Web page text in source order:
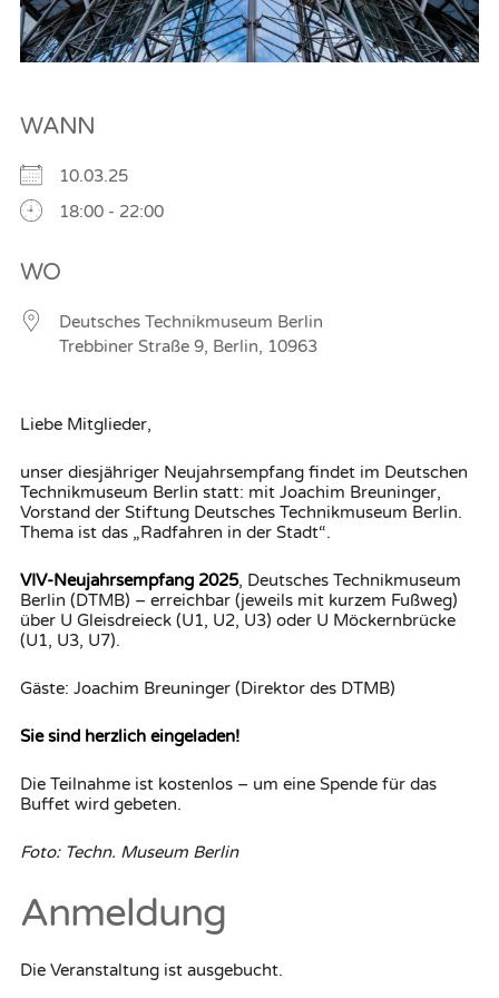
WANN
10.03.25
18:00 - 22:00
WO
Deutsches Technikmuseum Berlin
Trebbiner Straße 9, Berlin, 10963
Liebe Mitglieder,
unser diesjähriger Neujahrsempfang findet im Deutschen
Technikmuseum Berlin statt: mit Joachim Breuninger,
Vorstand der Stiftung Deutsches Technikmuseum Berlin.
Thema ist das „Radfahren in der Stadt“.
VIV-Neujahrsempfang 2025, Deutsches Technikmuseum
Berlin (DTMB) – erreichbar (jeweils mit kurzem Fußweg)
über U Gleisdreieck (U1, U2, U3) oder U Möckernbrücke
(U1, U3, U7).
Gäste: Joachim Breuninger (Direktor des DTMB)
Sie sind herzlich eingeladen!
Die Teilnahme ist kostenlos – um eine Spende für das
Buffet wird gebeten.
Foto: Techn. Museum Berlin
Anmeldung
Die Veranstaltung ist ausgebucht.